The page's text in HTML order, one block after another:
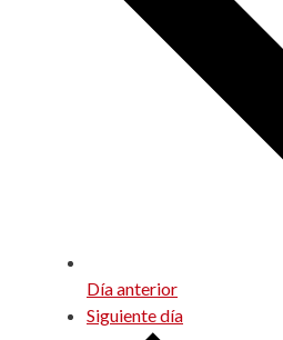
Día anterior
Siguiente día